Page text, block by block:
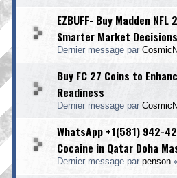
EZBUFF- Buy Madden
Smarter Market Decisions
Dernier message par
Buy FC 27 Coins to
Readiness
Dernier message par
WhatsApp +1(581) 942-
Cocaine in Qatar Doha
Dernier message par penson